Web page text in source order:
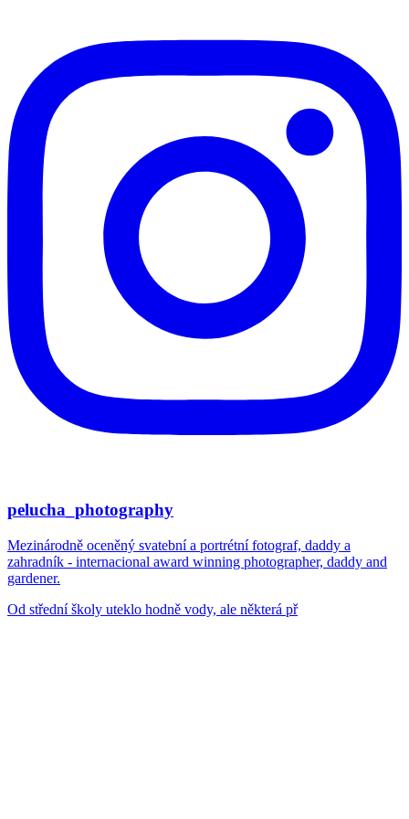
pelucha_photography
Mezinárodně oceněný svatební a portrétní fotograf, daddy a
zahradník - internacional award winning photographer, daddy and
gardener.
Od střední školy uteklo hodně vody, ale některá př